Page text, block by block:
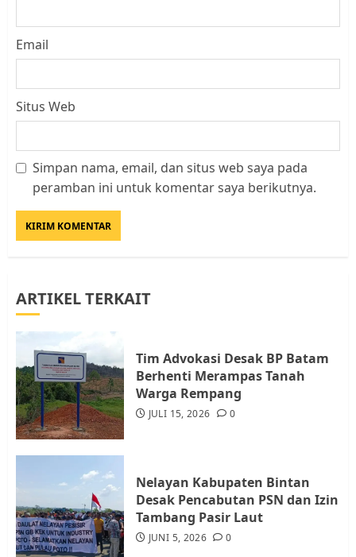
Email
Situs Web
Simpan nama, email, dan situs web saya pada
peramban ini untuk komentar saya berikutnya.
ARTIKEL TERKAIT
Tim Advokasi Desak BP Batam
Berhenti Merampas Tanah
Warga Rempang
JULI 15, 2026 0
Nelayan Kabupaten Bintan
Desak Pencabutan PSN dan Izin
Tambang Pasir Laut
JUNI 5, 2026 0
3
Diambil untuk Sekolah Rakyat
JULI 21, 2026 0
4
Batam, Soroti Aktivitas yang
5
Tim Advokasi Desak BP Batam
Berhenti Merampas Tanah
Warga Rempang
Pemko Batam Tegaskan RT dan
RW bukan Petugas Pendataan
dan Pemungutan Pajak